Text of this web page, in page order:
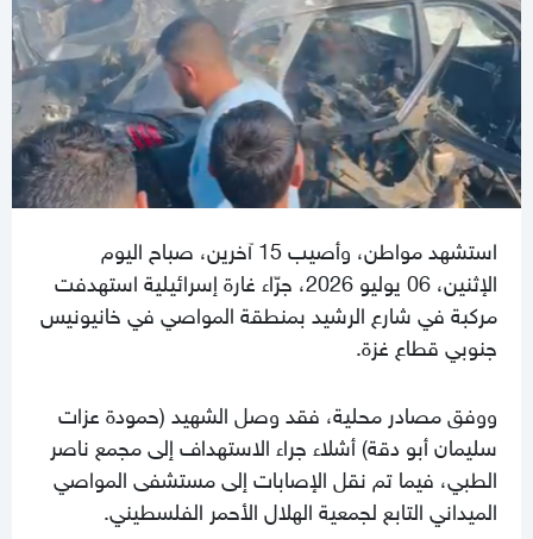
استشهد مواطن، وأصيب 15 آخرين، صباح اليوم
الإثنين، 06 يوليو 2026، جرّاء غارة إسرائيلية استهدفت
مركبة في شارع الرشيد بمنطقة المواصي في خانيونيس
جنوبي قطاع غزة.
ووفق مصادر محلية، فقد وصل الشهيد (حمودة عزات
سليمان أبو دقة) أشلاء جراء الاستهداف إلى مجمع ناصر
الطبي، فيما تم نقل الإصابات إلى مستشفى المواصي
الميداني التابع لجمعية الهلال الأحمر الفلسطيني.